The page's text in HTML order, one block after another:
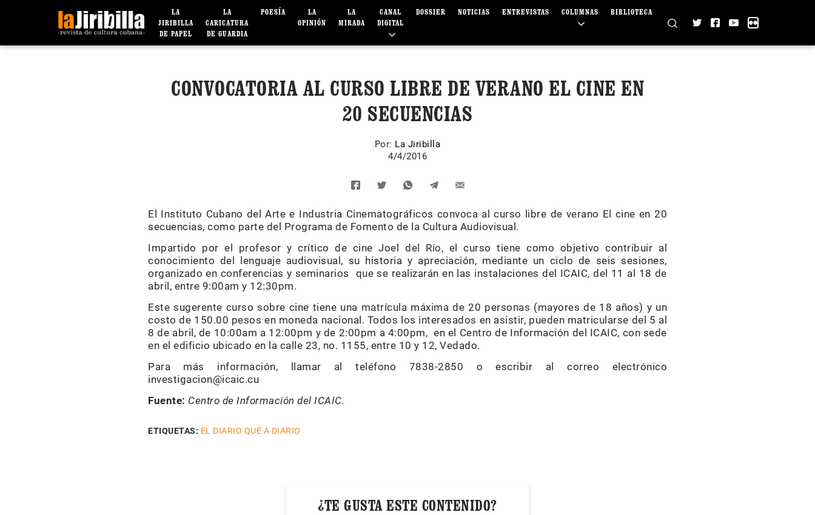
LA
JIRIBILLA
DE PAPEL
LA
CARICATURA
DE GUARDIA
POESÍA
LA
OPINIÓN
LA
MIRADA
CANAL
DIGITAL
DOSSIER NOTICIAS ENTREVISTAS COLUMNAS BIBLIOTECA
CONVOCATORIA AL CURSO LIBRE DE VERANO EL CINE EN
20 SECUENCIAS
Por: La Jiribilla
4/4/2016
El Instituto Cubano del Arte e Industria Cinematográficos convoca al curso libre de verano El cine en 20
secuencias, como parte del Programa de Fomento de la Cultura Audiovisual.
Impartido por el profesor y crítico de cine Joel del Río, el curso tiene como objetivo contribuir al
conocimiento del lenguaje audiovisual, su historia y apreciación, mediante un ciclo de seis sesiones,
organizado en conferencias y seminarios que se realizarán en las instalaciones del ICAIC, del 11 al 18 de
abril, entre 9:00am y 12:30pm.
Este sugerente curso sobre cine tiene una matrícula máxima de 20 personas (mayores de 18 años) y un
costo de 150.00 pesos en moneda nacional. Todos los interesados en asistir, pueden matricularse del 5 al
8 de abril, de 10:00am a 12:00pm y de 2:00pm a 4:00pm, en el Centro de Información del ICAIC, con sede
en el edificio ubicado en la calle 23, no. 1155, entre 10 y 12, Vedado.
Para más información, llamar al teléfono 7838-2850 o escribir al correo electrónico
investigacion@icaic.cu
Fuente: Centro de Información del ICAIC.
ETIQUETAS: EL DIARIO QUE A DIARIO
¿TE GUSTA ESTE CONTENIDO?